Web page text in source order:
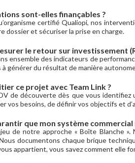
sont-elles finançables ?
certifié Qualiopi, nos
dossier et sécuriser la prise en charge.
le retour sur investissement
ensemble des indicateurs de
à générer du résultat de manière
ce projet avec Team Link ?
de découverte dès que vous
vos besoins, de définir vos objectifs et
que mon système
de notre approche « Boîte Blanche
documentons chaque brique
appartient, vous savez comment elle